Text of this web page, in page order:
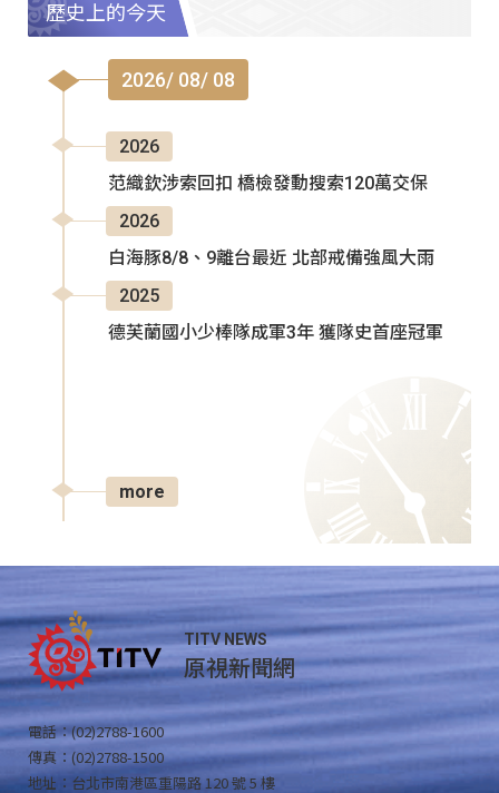
歷史上的今天
2026/ 08/ 08
2026
范織欽涉索回扣 橋檢發動搜索120萬交保
2026
白海豚8/8、9離台最近 北部戒備強風大雨
2025
德芙蘭國小少棒隊成軍3年 獲隊史首座冠軍
more
TITV NEWS
原視新聞網
電話：(02)2788-1600
傳真：(02)2788-1500
地址：台北市南港區重陽路 120 號 5 樓